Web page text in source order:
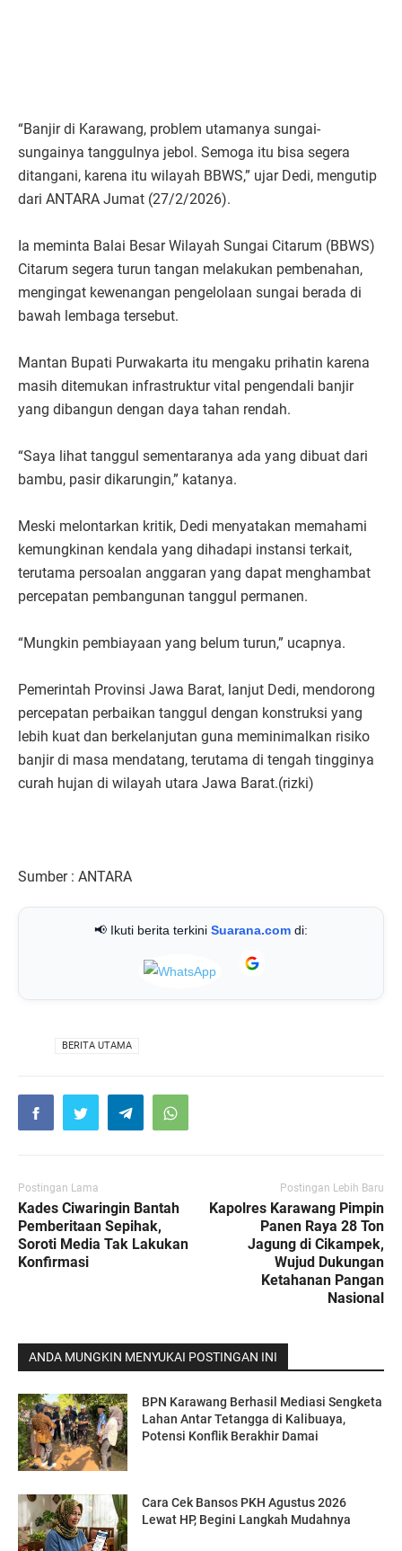
“Banjir di Karawang, problem utamanya sungai-
sungainya tanggulnya jebol. Semoga itu bisa segera
ditangani, karena itu wilayah BBWS,” ujar Dedi, mengutip
dari ANTARA Jumat (27/2/2026).
Ia meminta Balai Besar Wilayah Sungai Citarum (BBWS)
Citarum segera turun tangan melakukan pembenahan,
mengingat kewenangan pengelolaan sungai berada di
bawah lembaga tersebut.
Mantan Bupati Purwakarta itu mengaku prihatin karena
masih ditemukan infrastruktur vital pengendali banjir
yang dibangun dengan daya tahan rendah.
“Saya lihat tanggul sementaranya ada yang dibuat dari
bambu, pasir dikarungin,” katanya.
Meski melontarkan kritik, Dedi menyatakan memahami
kemungkinan kendala yang dihadapi instansi terkait,
terutama persoalan anggaran yang dapat menghambat
percepatan pembangunan tanggul permanen.
“Mungkin pembiayaan yang belum turun,” ucapnya.
Pemerintah Provinsi Jawa Barat, lanjut Dedi, mendorong
percepatan perbaikan tanggul dengan konstruksi yang
lebih kuat dan berkelanjutan guna meminimalkan risiko
banjir di masa mendatang, terutama di tengah tingginya
curah hujan di wilayah utara Jawa Barat.(rizki)
Sumber : ANTARA
📢 Ikuti berita terkini Suarana.com di:
BERITA UTAMA
Postingan Lama
Kades Ciwaringin Bantah
Pemberitaan Sepihak,
Soroti Media Tak Lakukan
Konfirmasi
Postingan Lebih Baru
Kapolres Karawang Pimpin
Panen Raya 28 Ton
Jagung di Cikampek,
Wujud Dukungan
Ketahanan Pangan
Nasional
ANDA MUNGKIN MENYUKAI POSTINGAN INI
BPN Karawang Berhasil Mediasi Sengketa
Lahan Antar Tetangga di Kalibuaya,
Potensi Konflik Berakhir Damai
Cara Cek Bansos PKH Agustus 2026
Lewat HP, Begini Langkah Mudahnya